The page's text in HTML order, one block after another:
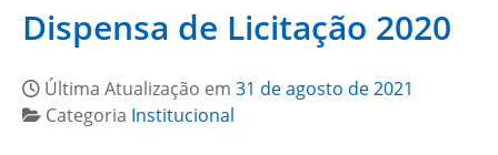
Dispensa de Licitação 2020
Última Atualização em 31 de agosto de 2021
Categoria Institucional